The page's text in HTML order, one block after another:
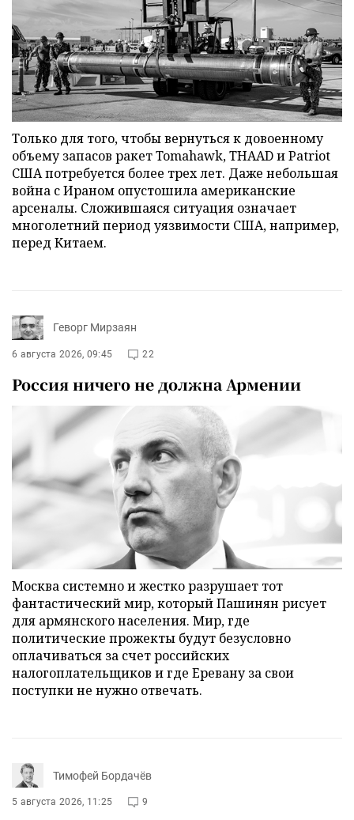
Только для того, чтобы вернуться к довоенному
объему запасов ракет Tomahawk, THAAD и Patriot
США потребуется более трех лет. Даже небольшая
война с Ираном опустошила американские
арсеналы. Сложившаяся ситуация означает
многолетний период уязвимости США, например,
перед Китаем.
Геворг Мирзаян
6 августа 2026, 09:45 22
Россия ничего не должна Армении
Москва системно и жестко разрушает тот
фантастический мир, который Пашинян рисует
для армянского населения. Мир, где
политические прожекты будут безусловно
оплачиваться за счет российских
налогоплательщиков и где Еревану за свои
поступки не нужно отвечать.
Тимофей Бордачёв
5 августа 2026, 11:25 9